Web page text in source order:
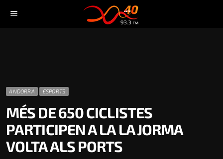
menu
ANDORRA ESPORTS
MÉS DE 650 CICLISTES
PARTICIPEN A LA LA JORMA
VOLTA ALS PORTS